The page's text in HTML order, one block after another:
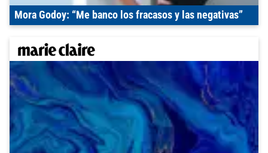
Mora Godoy: “Me banco los fracasos y las negativas”